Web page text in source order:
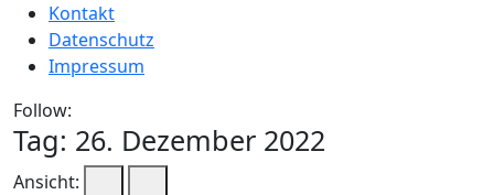
Kontakt
Datenschutz
Impressum
Follow:
Tag: 26. Dezember 2022
Ansicht: